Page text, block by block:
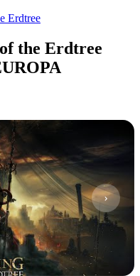
Erdtree
the Erdtree